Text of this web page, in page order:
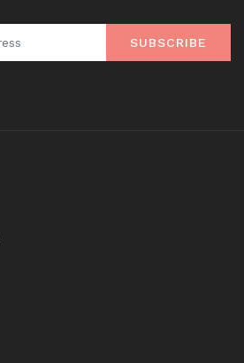
SUBSCRIBE